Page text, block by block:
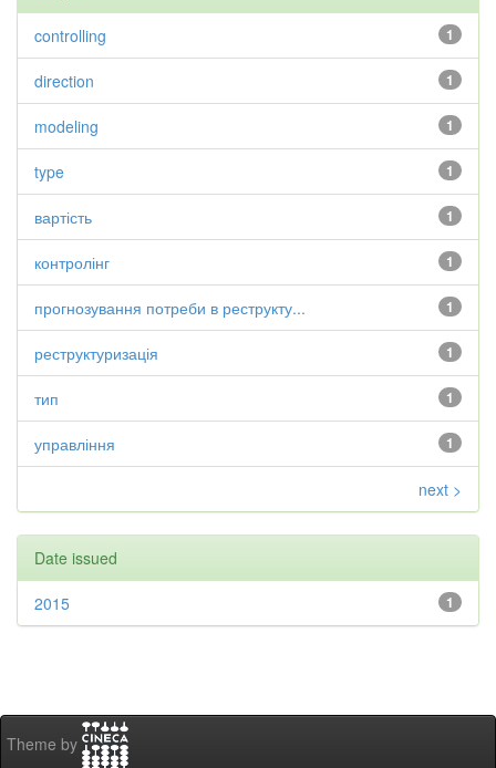
1
controlling
1
direction
1
modeling
1
type
1
вартість
1
контролінг
1
прогнозування потреби в реструкту...
1
реструктуризація
1
тип
1
управління
next >
Date issued
1
2015
Theme by